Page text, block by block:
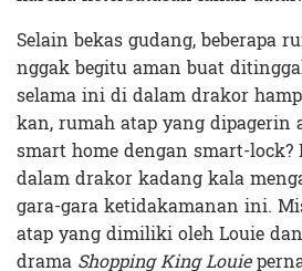
Selain bekas gudang, beberapa
nggak begitu aman buat
selama ini di dalam drakor
kan, rumah atap yang dipagerin
smart home dengan smart-lock?
dalam drakor kadang kala
gara-gara ketidakamanan ini.
atap yang dimiliki oleh Louie
drama Shopping King Louie